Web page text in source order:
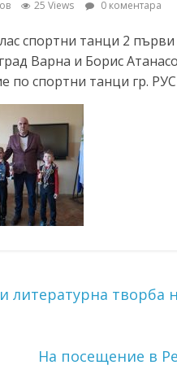
(ЦРЧР)25 Views 0 коментара
спортни танци 2
Варна и Борис
по спортни танци гр.
и литературна
На посещение в